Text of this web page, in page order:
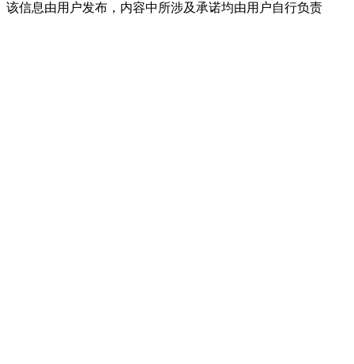
该信息由用户发布，内容中所涉及承诺均由用户自行负责